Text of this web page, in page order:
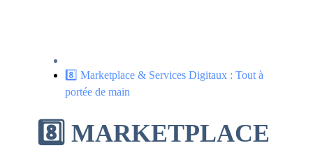
8️⃣ Marketplace & Services Digitaux : Tout à
portée de main
8️⃣ MARKETPLACE